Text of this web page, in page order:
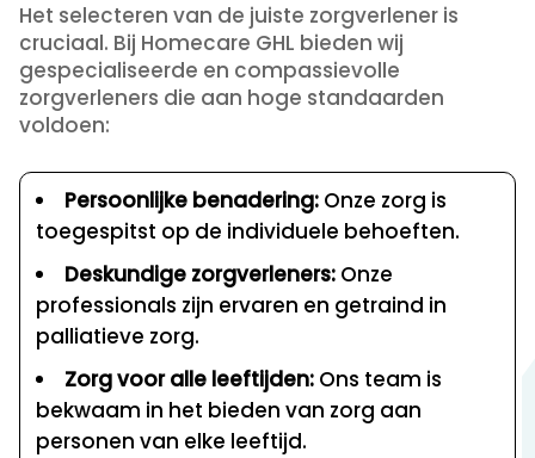
Het selecteren van de juiste zorgverlener is
cruciaal. Bij Homecare GHL bieden wij
gespecialiseerde en compassievolle
zorgverleners die aan hoge standaarden
voldoen:
Persoonlijke benadering: Onze zorg is
toegespitst op de individuele behoeften.
Deskundige zorgverleners: Onze
professionals zijn ervaren en getraind in
palliatieve zorg.
Zorg voor alle leeftijden: Ons team is
bekwaam in het bieden van zorg aan
personen van elke leeftijd.